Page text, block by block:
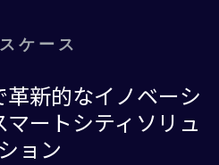
ケース
新的なイノベーシ
ートシティソリュ
ョン